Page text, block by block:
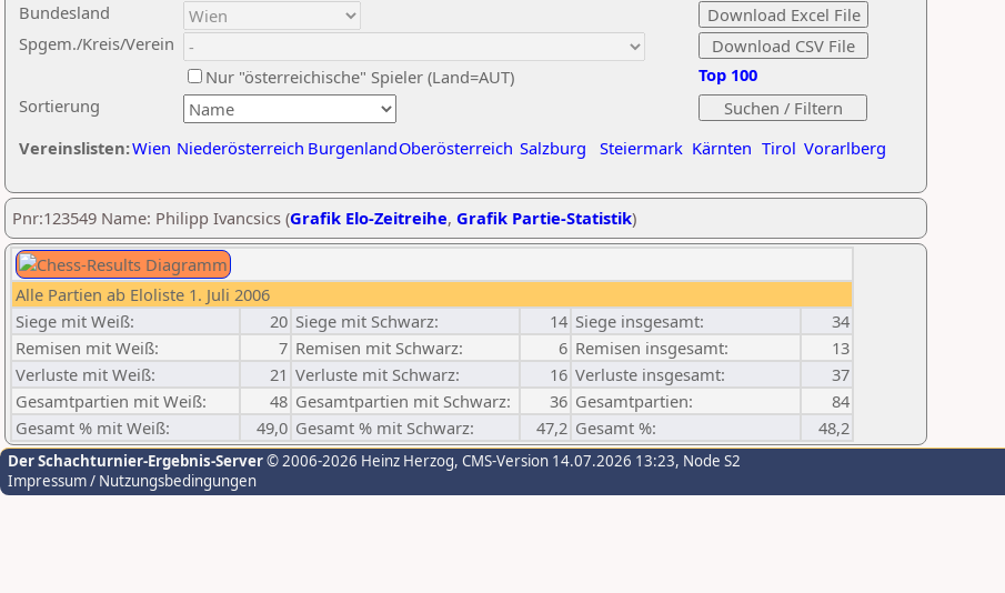
Sortierung
Bundesland
Spgem./Kreis/Verein
Nur "österreichische" Spieler (Land=AUT)
Vereinslisten:Wien Niederösterreich BurgenlandOberösterreich Salzburg Steiermark Kärnten Tirol Vorarlberg
Top 100
Pnr:123549 Name: Philipp Ivancsics (Grafik Elo-Zeitreihe, Grafik Partie-Statistik)
Alle Partien ab Eloliste 1. Juli 2006
Siege mit Weiß:
20 Siege mit Schwarz: 14 Siege insgesamt:
34
Remisen mit Weiß:
7 Remisen mit Schwarz: 6 Remisen insgesamt:
13
Verluste mit Weiß:
21 Verluste mit Schwarz: 16 Verluste insgesamt:
37
Gesamtpartien mit Weiß:
48 Gesamtpartien mit Schwarz: 36 Gesamtpartien:
84
Gesamt % mit Weiß:
49,0 Gesamt % mit Schwarz: 47,2 Gesamt %: 48,2
Der Schachturnier-Ergebnis-Server© 2006-2026 Heinz Herzog, CMS-Version 14.07.2026 13:23, Node S2
Impressum / Nutzungsbedingungen